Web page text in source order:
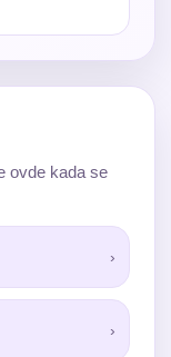
ovde kada se
›
›